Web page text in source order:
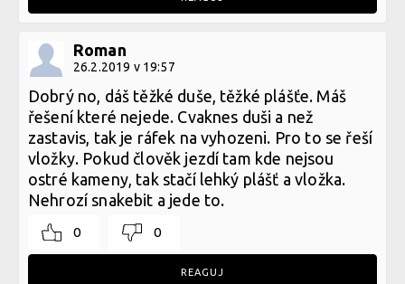
Roman
26.2.2019 v 19:57
Dobrý no, dáš těžké duše, těžké plášťe. Máš
řešení které nejede. Cvaknes duši a než
zastavis, tak je ráfek na vyhozeni. Pro to se řeší
vložky. Pokud člověk jezdí tam kde nejsou
ostré kameny, tak stačí lehký plášť a vložka.
Nehrozí snakebit a jede to.
0 0
REAGUJ